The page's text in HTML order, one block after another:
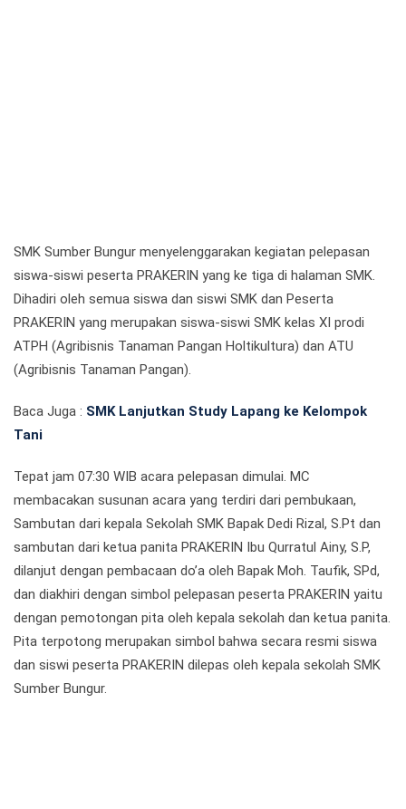
SMK Sumber Bungur menyelenggarakan kegiatan pelepasan
siswa-siswi peserta PRAKERIN yang ke tiga di halaman SMK.
Dihadiri oleh semua siswa dan siswi SMK dan Peserta
PRAKERIN yang merupakan siswa-siswi SMK kelas XI prodi
ATPH (Agribisnis Tanaman Pangan Holtikultura) dan ATU
(Agribisnis Tanaman Pangan).
Baca Juga : SMK Lanjutkan Study Lapang ke Kelompok
Tani
Tepat jam 07:30 WIB acara pelepasan dimulai. MC
membacakan susunan acara yang terdiri dari pembukaan,
Sambutan dari kepala Sekolah SMK Bapak Dedi Rizal, S.Pt dan
sambutan dari ketua panita PRAKERIN Ibu Qurratul Ainy, S.P,
dilanjut dengan pembacaan do’a oleh Bapak Moh. Taufik, SPd,
dan diakhiri dengan simbol pelepasan peserta PRAKERIN yaitu
dengan pemotongan pita oleh kepala sekolah dan ketua panita.
Pita terpotong merupakan simbol bahwa secara resmi siswa
dan siswi peserta PRAKERIN dilepas oleh kepala sekolah SMK
Sumber Bungur.